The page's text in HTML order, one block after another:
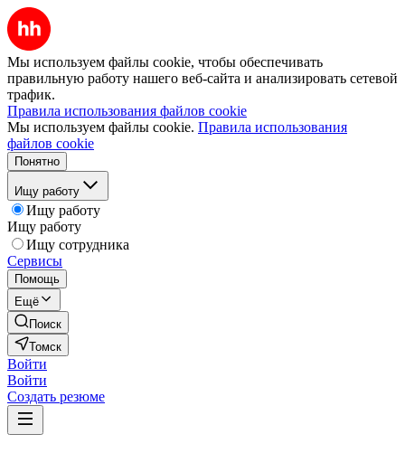
Мы используем файлы cookie, чтобы обеспечивать
правильную работу нашего веб-сайта и анализировать сетевой
трафик.
Правила использования файлов cookie
Мы используем файлы cookie. Правила использования
файлов cookie
Понятно
Ищу работу
Ищу работу
Ищу работу
Ищу сотрудника
Сервисы
Помощь
Ещё
Поиск
Томск
Войти
Войти
Создать резюме